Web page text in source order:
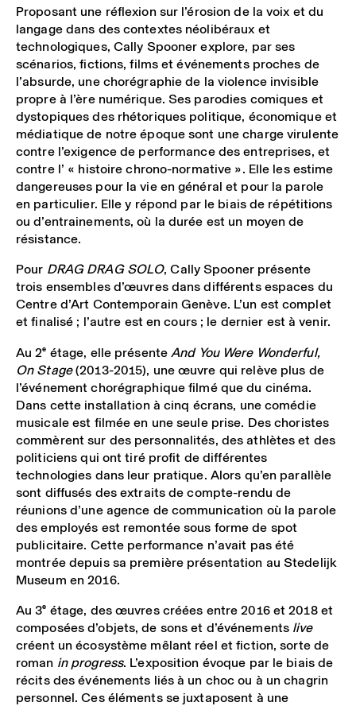
Proposant une réflexion sur l’érosion de la voix et du
langage dans des contextes néolibéraux et
technologiques, Cally Spooner explore, par ses
scénarios, fictions, films et événements proches de
l’absurde, une chorégraphie de la violence invisible
propre à l’ère numérique. Ses parodies comiques et
dystopiques des rhétoriques politique, économique et
médiatique de notre époque sont une charge virulente
contre l’exigence de performance des entreprises, et
contre l’ « histoire chrono-normative ». Elle les estime
dangereuses pour la vie en général et pour la parole
en particulier. Elle y répond par le biais de répétitions
ou d’entrainements, où la durée est un moyen de
résistance.
Pour DRAG DRAG SOLO, Cally Spooner présente
trois ensembles d’œuvres dans différents espaces du
Centre d’Art Contemporain Genève. L’un est complet
et finalisé ; l’autre est en cours ; le dernier est à venir.
Au 2e étage, elle présenteAnd You Were Wonderful,
On Stage(2013-2015), une œuvre qui relève plus de
l’événement chorégraphique filmé que du cinéma.
Dans cette installation à cinq écrans, une comédie
musicale est filmée en une seule prise. Des choristes
commèrent sur des personnalités, des athlètes et des
politiciens qui ont tiré profit de différentes
technologies dans leur pratique. Alors qu’en parallèle
sont diffusés des extraits de compte-rendu de
réunions d’une agence de communication où la parole
des employés est remontée sous forme de spot
publicitaire. Cette performance n’avait pas été
montrée depuis sa première présentation au Stedelijk
Museum en 2016.
Au 3e étage, des œuvres créées entre 2016 et 2018 et
composées d’objets, de sons et d’événements live
créent un écosystème mêlant réel et fiction, sorte de
roman in progress. L’exposition évoque par le biais de
récits des événements liés à un choc ou à un chagrin
personnel. Ces éléments se juxtaposent à une